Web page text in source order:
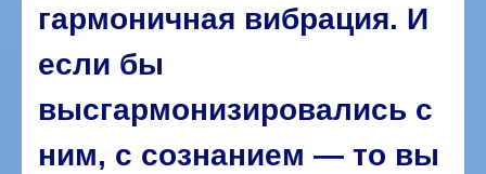
гармоничная вибрация. И
если бы
высгармонизировались с
ним, с сознанием — то вы